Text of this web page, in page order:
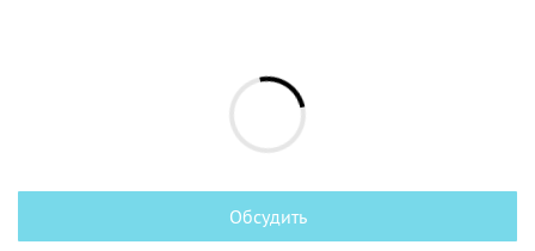
Обсудить